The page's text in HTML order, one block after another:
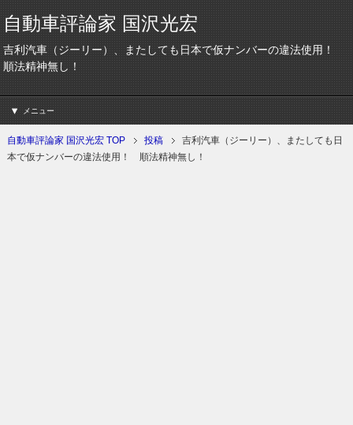
自動車評論家 国沢光宏
吉利汽車（ジーリー）、またしても日本で仮ナンバーの違法使用！
順法精神無し！
メニュー
自動車評論家 国沢光宏 TOP 投稿
吉利汽車（ジーリー）、またしても日
本で仮ナンバーの違法使用！ 順法精神無し！